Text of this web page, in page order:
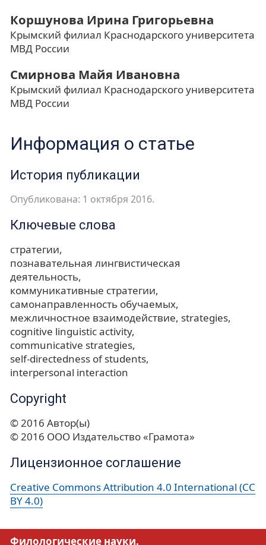
Коршунова Ирина Григорьевна
Крымский филиал Краснодарского университета
МВД России
Смирнова Майя Ивановна
Крымский филиал Краснодарского университета
МВД России
Информация о статье
История публикации
Опубликована: 1 октября 2016.
Ключевые слова
стратегии
познавательная лингвистическая
деятельность
коммуникативные стратегии
самонаправленность обучаемых
межличностное взаимодействие strategies
cognitive linguistic activity
communicative strategies
self-directedness of students
interpersonal interaction
Copyright
© 2016 Автор(ы)
© 2016 ООО Издательство «Грамота»
Лицензионное соглашение
Creative Commons Attribution 4.0 International (CC
BY 4.0)
Филологические науки.